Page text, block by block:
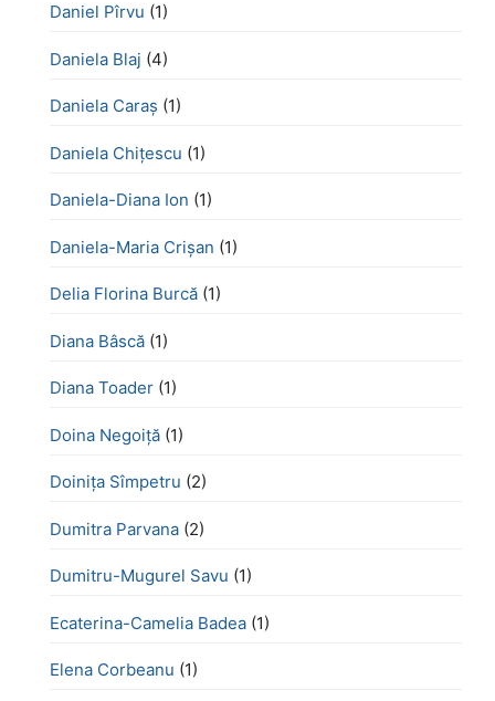
Daniel Pîrvu (1)
Daniela Blaj (4)
Daniela Caraș (1)
Daniela Chiţescu (1)
Daniela-Diana Ion (1)
Daniela-Maria Crișan (1)
Delia Florina Burcă (1)
Diana Bâscă (1)
Diana Toader (1)
Doina Negoiță (1)
Doinița Sîmpetru (2)
Dumitra Parvana (2)
Dumitru-Mugurel Savu (1)
Ecaterina-Camelia Badea (1)
Elena Corbeanu (1)